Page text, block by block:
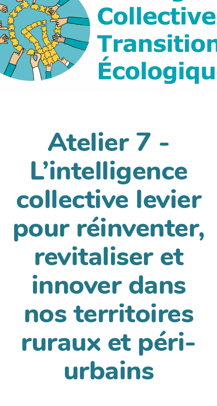
Atelier 7 -
L’intelligence
collective levier
pour réinventer,
revitaliser et
innover dans
nos territoires
ruraux et péri-
urbains